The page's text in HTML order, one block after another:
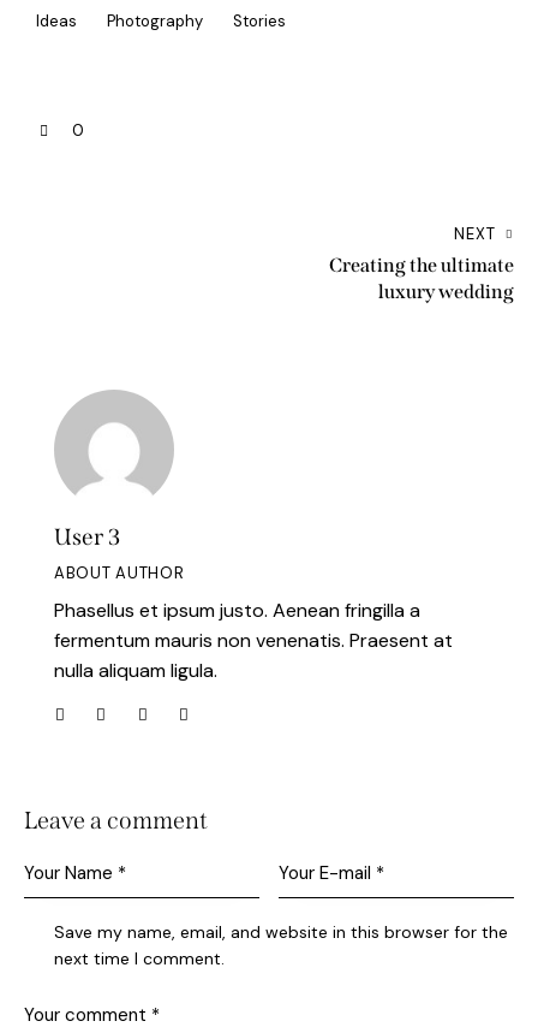
Ideas Photography Stories
0
NEXT
Creating the ultimate
luxury wedding
User 3
ABOUT AUTHOR
Phasellus et ipsum justo. Aenean fringilla a
fermentum mauris non venenatis. Praesent at
nulla aliquam ligula.
Leave a comment
Save my name, email, and website in this browser for the
next time I comment.